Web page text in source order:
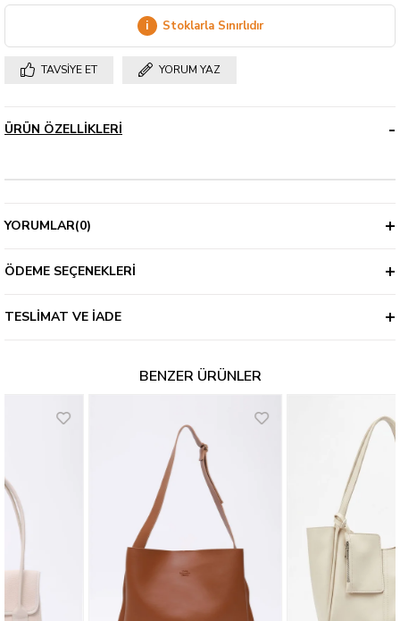
i Stoklarla Sınırlıdır
TAVSIYE ET YORUM YAZ
ÜRÜN ÖZELLIKLERI
YORUMLAR(0)
ÖDEME SEÇENEKLERI
TESLIMAT VE İADE
BENZER ÜRÜNLER